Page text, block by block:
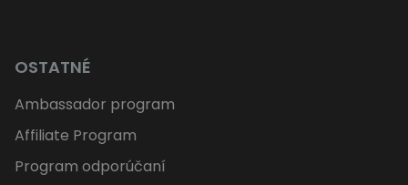
OSTATNÉ
Ambassador program
Affiliate Program
Program odporúčaní